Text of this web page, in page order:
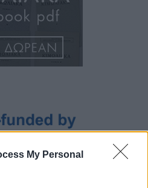
My Personal